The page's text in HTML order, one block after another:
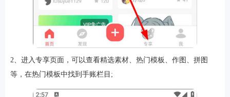
2、进入专享页面，可以查看精选素材、热门模板、作图、拼图
等，在热门模板中找到手账栏目;